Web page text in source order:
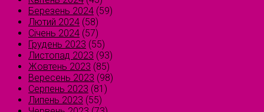
Березень 2024 (59)
Лютий 2024 (58)
Січень 2024 (57)
Грудень 2023 (55)
Листопад 2023 (93)
Жовтень 2023 (85)
Вересень 2023 (98)
Серпень 2023 (81)
Липень 2023 (55)